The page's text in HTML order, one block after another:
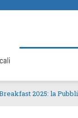
2025: la